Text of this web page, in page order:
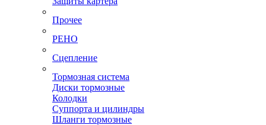
Прочее
РЕНО
Сцепление
Тормозная система
Диски тормозные
Колодки
Суппорта и цилиндры
Шланги тормозные